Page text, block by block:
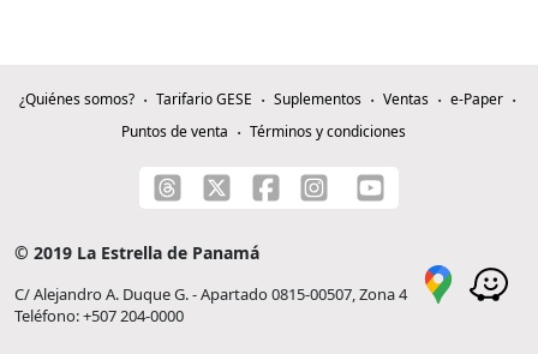
¿Quiénes somos? Tarifario GESE Suplementos Ventas
e-Paper
Puntos de venta
Términos y condiciones
© 2019 La Estrella de Panamá
C/ Alejandro A. Duque G. - Apartado 0815-00507, Zona 4
Teléfono: +507 204-0000